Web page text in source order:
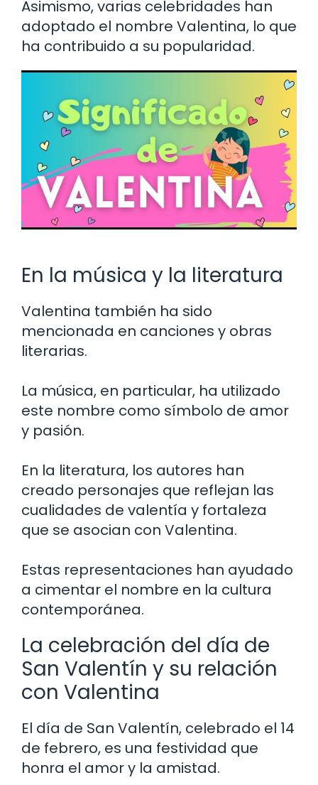
Asimismo, varias celebridades han
adoptado el nombre Valentina, lo que
ha contribuido a su popularidad.
En la música y la literatura
Valentina también ha sido
mencionada en canciones y obras
literarias.
La música, en particular, ha utilizado
este nombre como símbolo de amor
y pasión.
En la literatura, los autores han
creado personajes que reflejan las
cualidades de valentía y fortaleza
que se asocian con Valentina.
Estas representaciones han ayudado
a cimentar el nombre en la cultura
contemporánea.
La celebración del día de
San Valentín y su relación
con Valentina
El día de San Valentín, celebrado el 14
de febrero, es una festividad que
honra el amor y la amistad.